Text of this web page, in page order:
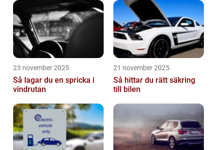
23 november 2025
Så lagar du en spricka i
vindrutan
21 november 2025
Så hittar du rätt säkring
till bilen